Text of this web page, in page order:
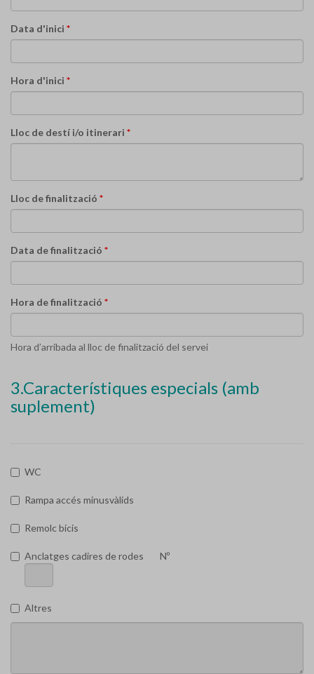
Data d'inici *
Hora d'inici *
Lloc de destí i/o itinerari *
Lloc de finalització *
Data de finalització *
Hora de finalització *
Hora d’arribada al lloc de finalització del servei
3.Característiques especials (amb
suplement)
WC
Rampa accés minusvàlids
Remolc bicis
Anclatges cadires de rodes Nº
Altres